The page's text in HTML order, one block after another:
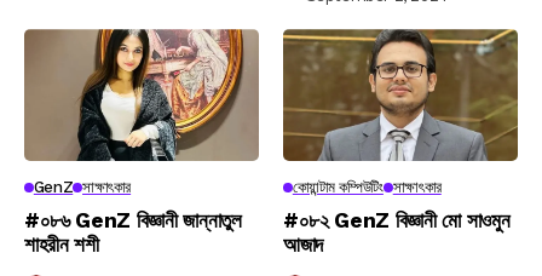
GenZ সাক্ষাৎকার
#০৮৬ GenZ বিজ্ঞানী জান্নাতুল
শাহরীন শশী
কোয়ান্টাম কম্পিউটিং সাক্ষাৎকার
#০৮২ GenZ বিজ্ঞানী মো সাওমুন
আজাদ